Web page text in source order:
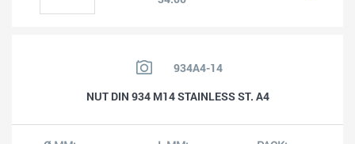
934A4-14
NUT DIN 934 M14 STAINLESS ST. A4